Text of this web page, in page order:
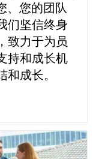
、您的团队
们坚信终身
致力于为员
持和成长机
和成长。